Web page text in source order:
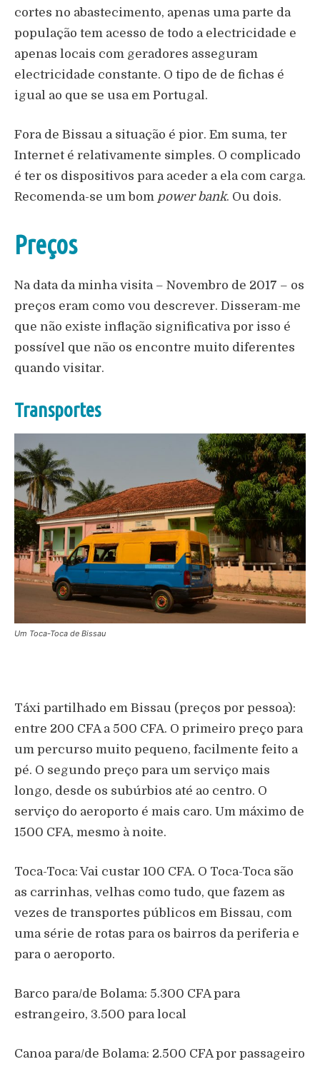
cortes no abastecimento, apenas uma parte da
população tem acesso de todo a electricidade e
apenas locais com geradores asseguram
electricidade constante. O tipo de de fichas é
igual ao que se usa em Portugal.
Fora de Bissau a situação é pior. Em suma, ter
Internet é relativamente simples. O complicado
é ter os dispositivos para aceder a ela com carga.
Recomenda-se um bom power bank. Ou dois.
Preços
Na data da minha visita – Novembro de 2017 – os
preços eram como vou descrever. Disseram-me
que não existe inflação significativa por isso é
possível que não os encontre muito diferentes
quando visitar.
Transportes
Um Toca-Toca de Bissau
Táxi partilhado em Bissau (preços por pessoa):
entre 200 CFA a 500 CFA. O primeiro preço para
um percurso muito pequeno, facilmente feito a
pé. O segundo preço para um serviço mais
longo, desde os subúrbios até ao centro. O
serviço do aeroporto é mais caro. Um máximo de
1500 CFA, mesmo à noite.
Toca-Toca: Vai custar 100 CFA. O Toca-Toca são
as carrinhas, velhas como tudo, que fazem as
vezes de transportes públicos em Bissau, com
uma série de rotas para os bairros da periferia e
para o aeroporto.
Barco para/de Bolama: 5.300 CFA para
estrangeiro, 3.500 para local
Canoa para/de Bolama: 2.500 CFA por passageiro